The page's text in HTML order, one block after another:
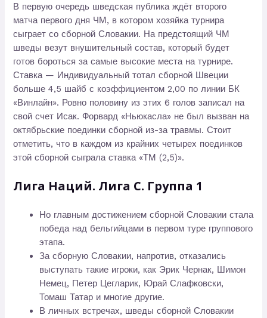
В первую очередь шведская публика ждёт второго
матча первого дня ЧМ, в котором хозяйка турнира
сыграет со сборной Словакии. На предстоящий ЧМ
шведы везут внушительный состав, который будет
готов бороться за самые высокие места на турнире.
Ставка — Индивидуальный тотал сборной Швеции
больше 4,5 шайб с коэффициентом 2,00 по линии БК
«Винлайн». Ровно половину из этих 6 голов записал на
свой счет Исак. Форвард «Ньюкасла» не был вызван на
октябрьские поединки сборной из-за травмы. Стоит
отметить, что в каждом из крайних четырех поединков
этой сборной сыграла ставка «ТМ (2,5)».
Лига Наций. Лига C. Группа 1
Но главным достижением сборной Словакии стала
победа над бельгийцами в первом туре группового
этапа.
За сборную Словакии, напротив, отказались
выступать такие игроки, как Эрик Чернак, Шимон
Немец, Петер Цегларик, Юрай Слафковски,
Томаш Татар и многие другие.
В личных встречах, шведы сборной Словакии